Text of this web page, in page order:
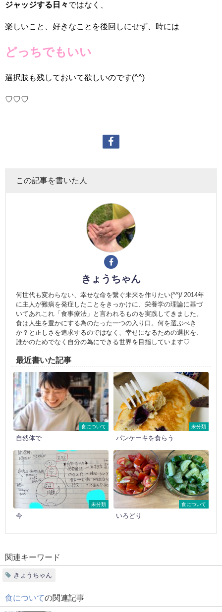
ジャッジする日々ではなく、
楽しいこと、好きなことを後回しにせず、時には
どっちでもいい
選択肢も残しておいて欲しいのです(^^)
♡♡♡
この記事を書いた人
きょうちゃん
何世代も変わらない、幸せな命を繋ぐ未来を作りたい(^^)/ 2014年
に主人が難病を発症したことをきっかけに、栄養学の理論に基づ
いてあれこれ「食事療法」と言われるものを実践してきました。
食は人生を豊かにする為のたった一つの入り口。何を選ぶべき
か？と正しさを追求するのではなく、幸せになるための選択を、
誰かのためでなく自分の為にできる世界を目指しています♡
最近書いた記事
食について
自然体で
未分類
パンケーキを食らう
未分類
今
食について
いろどり
関連キーワード
きょうちゃん
食についての関連記事